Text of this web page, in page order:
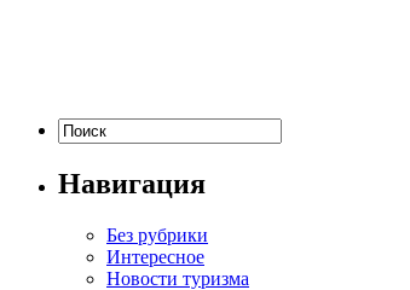
Навигация
Без рубрики
Интересное
Новости туризма